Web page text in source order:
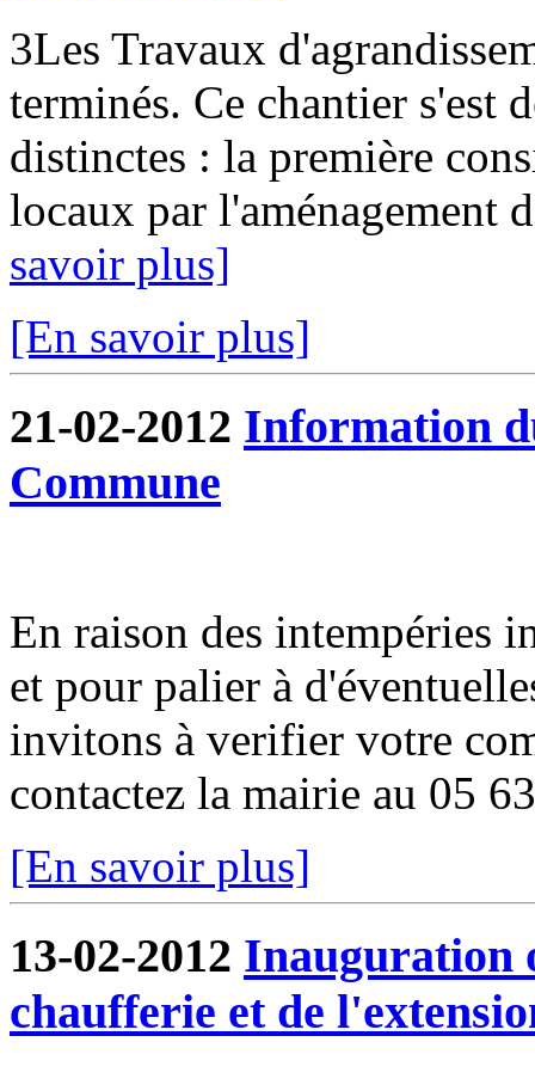
3Les Travaux
terminés. Ce chantier s'est
distinctes : la première
locaux par l'aménagement
savoir plus]
[En savoir plus]
21-02-2012 Information
Commune
En raison des intempéries
et pour palier à
invitons à verifier votre
contactez la mairie au 05
[En savoir plus]
13-02-2012 Inauguration
chaufferie et de